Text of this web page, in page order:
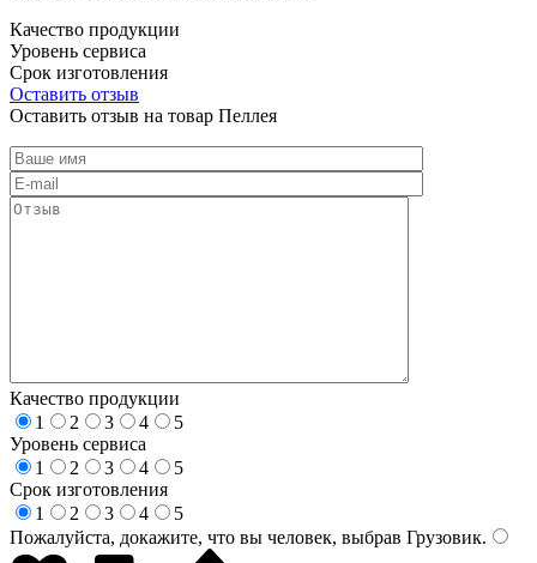
Качество продукции
Уровень сервиса
Срок изготовления
Оставить отзыв
Оставить отзыв на товар Пеллея
Качество продукции
1
2 3 4
5
Уровень сервиса
1
2 3 4
5
Срок изготовления
1
2 3 4
5
Пожалуйста, докажите, что вы человек, выбрав Грузовик.